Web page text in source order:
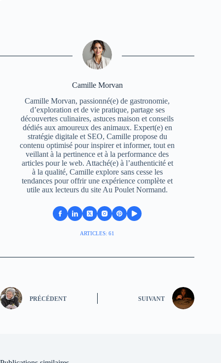
Camille Morvan
Camille Morvan, passionné(e) de gastronomie,
d’exploration et de vie pratique, partage ses
découvertes culinaires, astuces maison et conseils
dédiés aux amoureux des animaux. Expert(e) en
stratégie digitale et SEO, Camille propose du
contenu optimisé pour inspirer et informer, tout en
veillant à la pertinence et à la performance des
articles pour le web. Attaché(e) à l’authenticité et
à la qualité, Camille explore sans cesse les
tendances pour offrir une expérience complète et
utile aux lecteurs du site Au Poulet Normand.
ARTICLES: 61
PRÉCÉDENT SUIVANT